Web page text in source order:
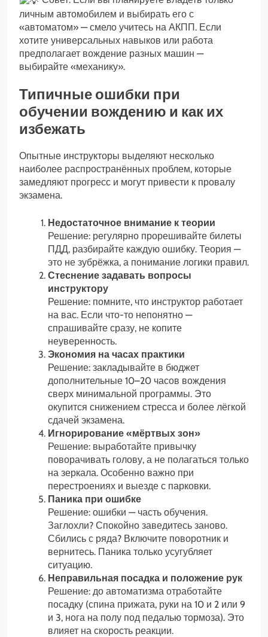
личным автомобилем и выбирать его с
«автоматом» — смело учитесь на АКПП. Если
хотите универсальных навыков или работа
предполагает вождение разных машин —
выбирайте «механику».
Типичные ошибки при
обучении вождению и как их
избежать
Опытные инструкторы выделяют несколько
наиболее распространённых проблем, которые
замедляют прогресс и могут привести к провалу
экзамена.
Недостаточное внимание к теории
Решение: регулярно прорешивайте билеты
ПДД, разбирайте каждую ошибку. Теория —
это не зубрёжка, а понимание логики правил.
Стеснение задавать вопросы
инструктору
Решение: помните, что инструктор работает
на вас. Если что-то непонятно —
спрашивайте сразу, не копите
неуверенность.
Экономия на часах практики
Решение: закладывайте в бюджет
дополнительные 10–20 часов вождения
сверх минимальной программы. Это
окупится снижением стресса и более лёгкой
сдачей экзамена.
Игнорирование «мёртвых зон»
Решение: выработайте привычку
поворачивать голову, а не полагаться только
на зеркала. Особенно важно при
перестроениях и выезде с парковки.
Паника при ошибке
Решение: ошибки — часть обучения.
Заглохли? Спокойно заведитесь заново.
Сбились с ряда? Включите поворотник и
вернитесь. Паника только усугубляет
ситуацию.
Неправильная посадка и положение рук
Решение: до автоматизма отработайте
посадку (спина прижата, руки на 10 и 2 или 9
и 3, нога на полу под педалью тормоза). Это
влияет на скорость реакции.